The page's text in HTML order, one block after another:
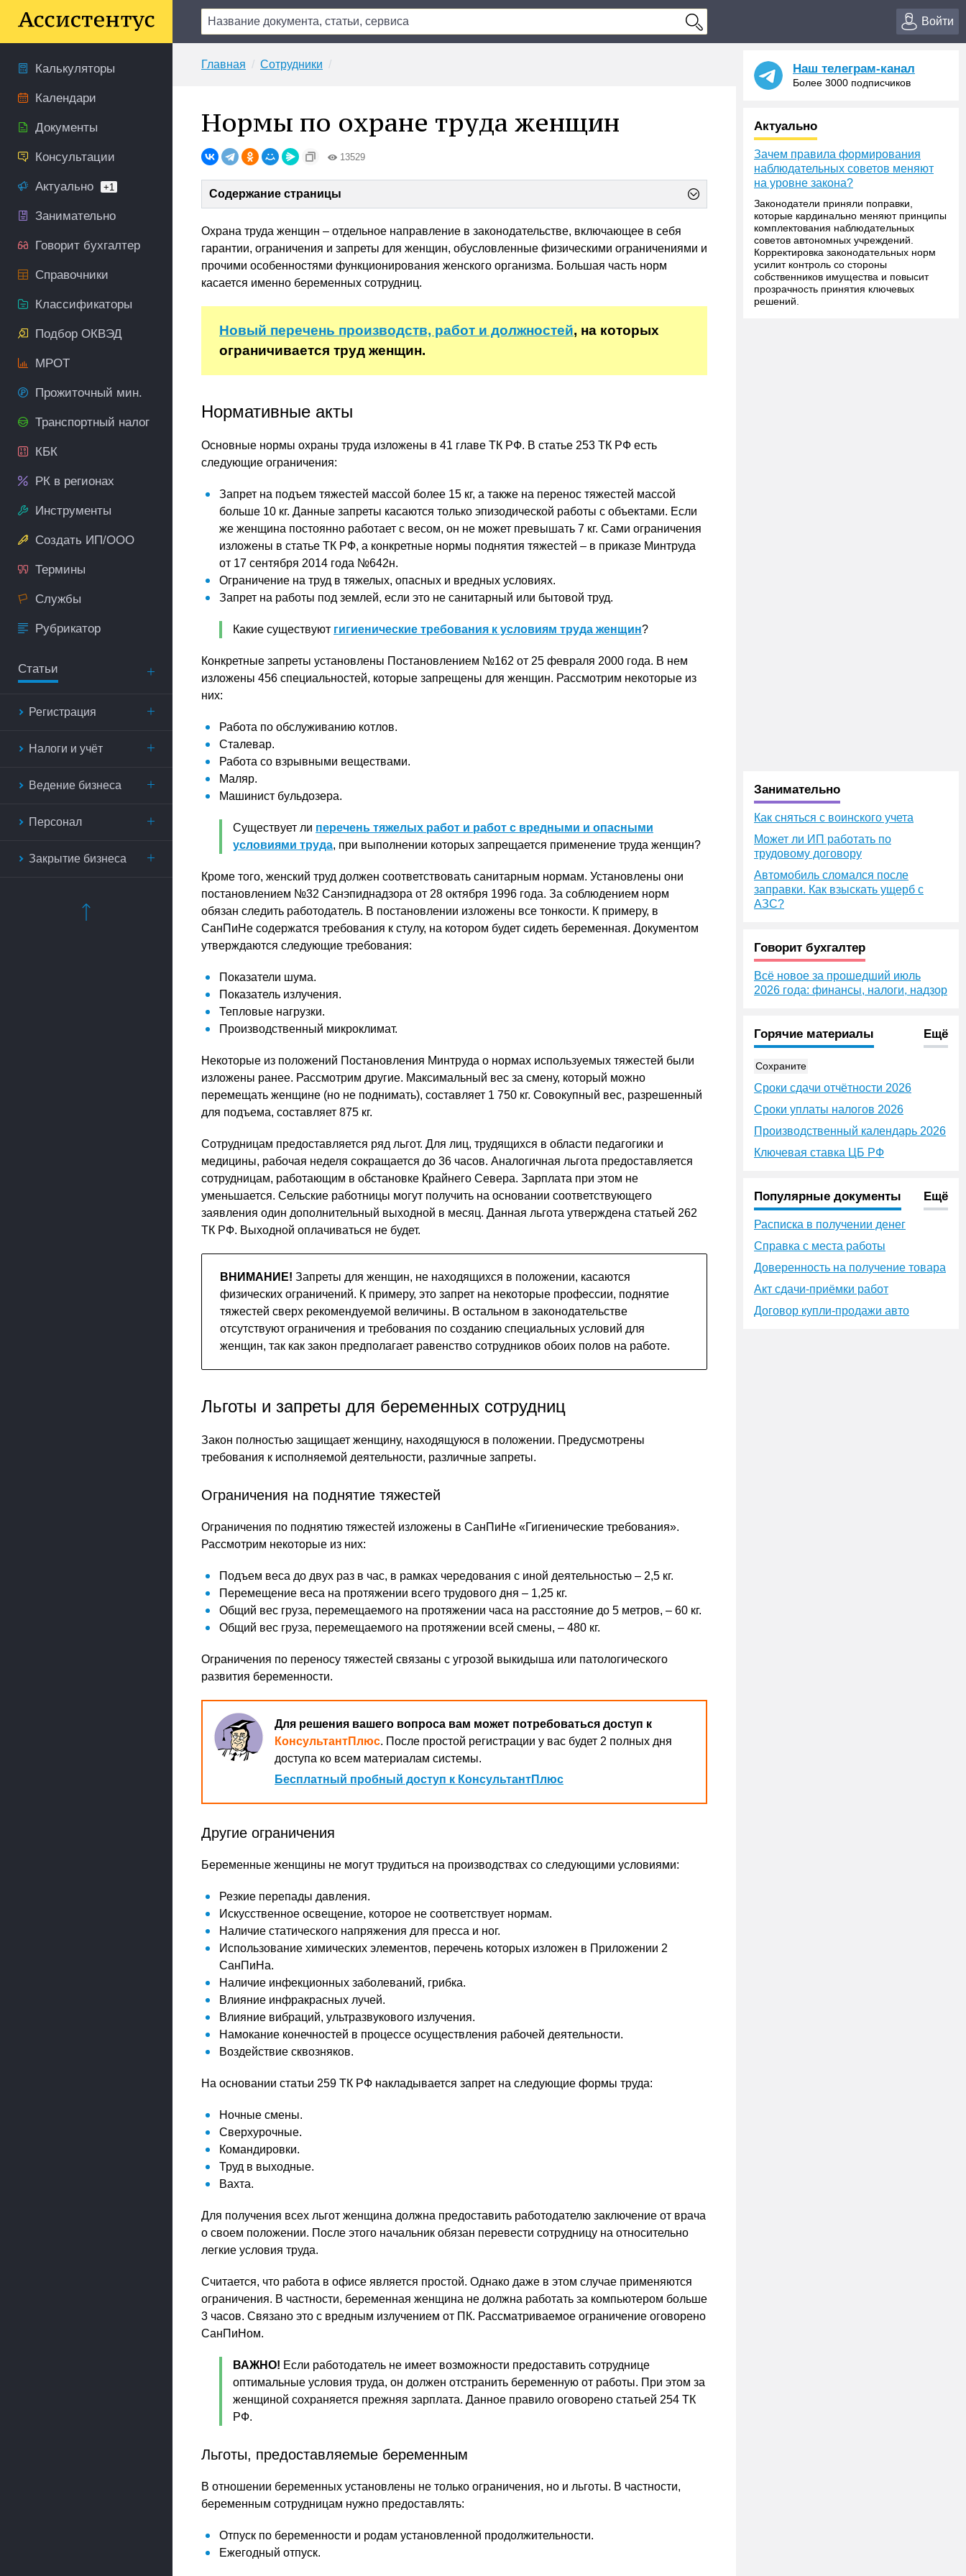
Войти
Калькуляторы
Календари
Документы
Консультации
Актуально +1
Занимательно
Говорит бухгалтер
Справочники
Классификаторы
Подбор ОКВЭД
МРОТ
Прожиточный мин.
Транспортный налог
КБК
РК в регионах
Инструменты
Создать ИП/ООО
Термины
Службы
Рубрикатор
Статьи
Регистрация
Налоги и учёт
Ведение бизнеса
Персонал
Закрытие бизнеса
Главная Сотрудники
Нормы по охране труда женщин
13529
Содержание страницы
Охрана труда женщин – отдельное направление в законодательстве, включающее в себя
гарантии, ограничения и запреты для женщин, обусловленные физическими ограничениями и
прочими особенностями функционирования женского организма. Большая часть норм
касается именно беременных сотрудниц.
Новый перечень производств, работ и должностей, на которых
ограничивается труд женщин.
Нормативные акты
Основные нормы охраны труда изложены в 41 главе ТК РФ. В статье 253 ТК РФ есть
следующие ограничения:
Запрет на подъем тяжестей массой более 15 кг, а также на перенос тяжестей массой
больше 10 кг. Данные запреты касаются только эпизодической работы с объектами. Если
же женщина постоянно работает с весом, он не может превышать 7 кг. Сами ограничения
изложены в статье ТК РФ, а конкретные нормы поднятия тяжестей – в приказе Минтруда
от 17 сентября 2014 года №642н.
Ограничение на труд в тяжелых, опасных и вредных условиях.
Запрет на работы под землей, если это не санитарный или бытовой труд.
Какие существуют гигиенические требования к условиям труда женщин?
Конкретные запреты установлены Постановлением №162 от 25 февраля 2000 года. В нем
изложены 456 специальностей, которые запрещены для женщин. Рассмотрим некоторые из
них:
Работа по обслуживанию котлов.
Сталевар.
Работа со взрывными веществами.
Маляр.
Машинист бульдозера.
Существует ли перечень тяжелых работ и работ с вредными и опасными
условиями труда, при выполнении которых запрещается применение труда женщин?
Кроме того, женский труд должен соответствовать санитарным нормам. Установлены они
постановлением №32 Санэпиднадзора от 28 октября 1996 года. За соблюдением норм
обязан следить работодатель. В постановлении изложены все тонкости. К примеру, в
СанПиНе содержатся требования к стулу, на котором будет сидеть беременная. Документом
утверждаются следующие требования:
Показатели шума.
Показатель излучения.
Тепловые нагрузки.
Производственный микроклимат.
Некоторые из положений Постановления Минтруда о нормах используемых тяжестей были
изложены ранее. Рассмотрим другие. Максимальный вес за смену, который можно
перемещать женщине (но не поднимать), составляет 1 750 кг. Совокупный вес, разрешенный
для подъема, составляет 875 кг.
Сотрудницам предоставляется ряд льгот. Для лиц, трудящихся в области педагогики и
медицины, рабочая неделя сокращается до 36 часов. Аналогичная льгота предоставляется
сотрудницам, работающим в обстановке Крайнего Севера. Зарплата при этом не
уменьшается. Сельские работницы могут получить на основании соответствующего
заявления один дополнительный выходной в месяц. Данная льгота утверждена статьей 262
ТК РФ. Выходной оплачиваться не будет.
ВНИМАНИЕ! Запреты для женщин, не находящихся в положении, касаются
физических ограничений. К примеру, это запрет на некоторые профессии, поднятие
тяжестей сверх рекомендуемой величины. В остальном в законодательстве
отсутствуют ограничения и требования по созданию специальных условий для
женщин, так как закон предполагает равенство сотрудников обоих полов на работе.
Льготы и запреты для беременных сотрудниц
Закон полностью защищает женщину, находящуюся в положении. Предусмотрены
требования к исполняемой деятельности, различные запреты.
Ограничения на поднятие тяжестей
Ограничения по поднятию тяжестей изложены в СанПиНе «Гигиенические требования».
Рассмотрим некоторые из них:
Подъем веса до двух раз в час, в рамках чередования с иной деятельностью – 2,5 кг.
Перемещение веса на протяжении всего трудового дня – 1,25 кг.
Общий вес груза, перемещаемого на протяжении часа на расстояние до 5 метров, – 60 кг.
Общий вес груза, перемещаемого на протяжении всей смены, – 480 кг.
Ограничения по переносу тяжестей связаны с угрозой выкидыша или патологического
развития беременности.
Для решения вашего вопроса вам может потребоваться доступ к
КонсультантПлюс. После простой регистрации у вас будет 2 полных дня
доступа ко всем материалам системы.
Бесплатный пробный доступ к КонсультантПлюс
Другие ограничения
Беременные женщины не могут трудиться на производствах со следующими условиями:
Резкие перепады давления.
Искусственное освещение, которое не соответствует нормам.
Наличие статического напряжения для пресса и ног.
Использование химических элементов, перечень которых изложен в Приложении 2
СанПиНа.
Наличие инфекционных заболеваний, грибка.
Влияние инфракрасных лучей.
Влияние вибраций, ультразвукового излучения.
Намокание конечностей в процессе осуществления рабочей деятельности.
Воздействие сквозняков.
На основании статьи 259 ТК РФ накладывается запрет на следующие формы труда:
Ночные смены.
Сверхурочные.
Командировки.
Труд в выходные.
Вахта.
Для получения всех льгот женщина должна предоставить работодателю заключение от врача
о своем положении. После этого начальник обязан перевести сотрудницу на относительно
легкие условия труда.
Считается, что работа в офисе является простой. Однако даже в этом случае применяются
ограничения. В частности, беременная женщина не должна работать за компьютером больше
3 часов. Связано это с вредным излучением от ПК. Рассматриваемое ограничение оговорено
СанПиНом.
ВАЖНО! Если работодатель не имеет возможности предоставить сотруднице
оптимальные условия труда, он должен отстранить беременную от работы. При этом за
женщиной сохраняется прежняя зарплата. Данное правило оговорено статьей 254 ТК
РФ.
Льготы, предоставляемые беременным
В отношении беременных установлены не только ограничения, но и льготы. В частности,
беременным сотрудницам нужно предоставлять:
Отпуск по беременности и родам установленной продолжительности.
Ежегодный отпуск.
Наш телеграм-канал
Более 3000 подписчиков
Актуально
Зачем правила формирования
наблюдательных советов меняют
на уровне закона?
Законодатели приняли поправки,
которые кардинально меняют принципы
комплектования наблюдательных
советов автономных учреждений.
Корректировка законодательных норм
усилит контроль со стороны
собственников имущества и повысит
прозрачность принятия ключевых
решений.
Занимательно
Как сняться с воинского учета
Может ли ИП работать по
трудовому договору
Автомобиль сломался после
заправки. Как взыскать ущерб с
АЗС?
Говорит бухгалтер
Всё новое за прошедший июль
2026 года: финансы, налоги, надзор
Горячие материалы Ещё
Сохраните
Сроки сдачи отчётности 2026
Сроки уплаты налогов 2026
Производственный календарь 2026
Ключевая ставка ЦБ РФ
Популярные документы Ещё
Расписка в получении денег
Справка с места работы
Доверенность на получение товара
Акт сдачи-приёмки работ
Договор купли-продажи авто